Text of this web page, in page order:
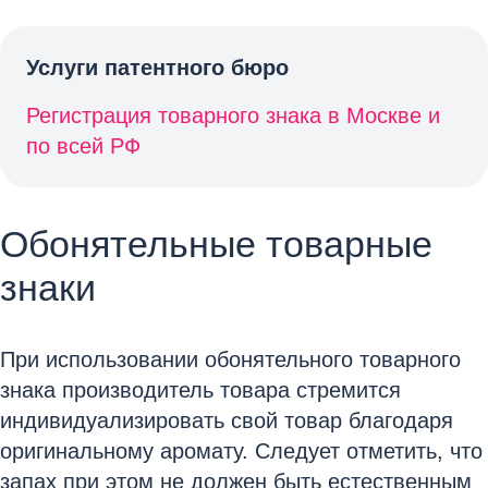
Услуги патентного бюро
Регистрация товарного знака в Москве и
по всей РФ
Обонятельные товарные
знаки
При использовании обонятельного товарного
знака производитель товара стремится
индивидуализировать свой товар благодаря
оригинальному аромату. Следует отметить, что
запах при этом не должен быть естественным